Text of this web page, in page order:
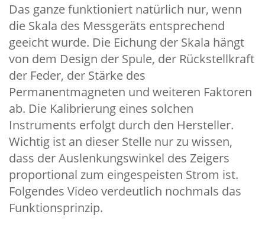
Das ganze funktioniert natürlich nur, wenn
die Skala des Messgeräts entsprechend
geeicht wurde. Die Eichung der Skala hängt
von dem Design der Spule, der Rückstellkraft
der Feder, der Stärke des
Permanentmagneten und weiteren Faktoren
ab. Die Kalibrierung eines solchen
Instruments erfolgt durch den Hersteller.
Wichtig ist an dieser Stelle nur zu wissen,
dass der Auslenkungswinkel des Zeigers
proportional zum eingespeisten Strom ist.
Folgendes Video verdeutlich nochmals das
Funktionsprinzip.